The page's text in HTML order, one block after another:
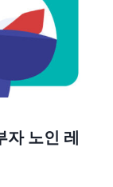
자 노인 레